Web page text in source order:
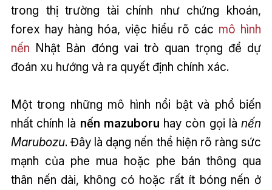
trong thị trường tài chính như chứng khoán,
forex hay hàng hóa, việc hiểu rõ các mô hình
nến Nhật Bản đóng vai trò quan trọng để dự
đoán xu hướng và ra quyết định chính xác.
Một trong những mô hình nổi bật và phổ biến
nhất chính là nến mazuboru hay còn gọi lànến
Marubozu. Đây là dạng nến thể hiện rõ ràng sức
mạnh của phe mua hoặc phe bán thông qua
thân nến dài, không có hoặc rất ít bóng nến ở